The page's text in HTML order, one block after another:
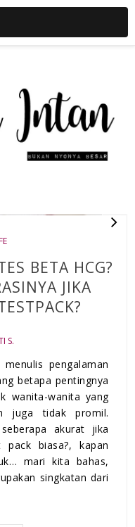
BETA HCG?
JIKA
S.
pengalaman
betapa pentingnya
wanita-wanita yang
juga tidak promil.
akurat jika
biasa?, kapan
mari kita bahas,
singkatan dari